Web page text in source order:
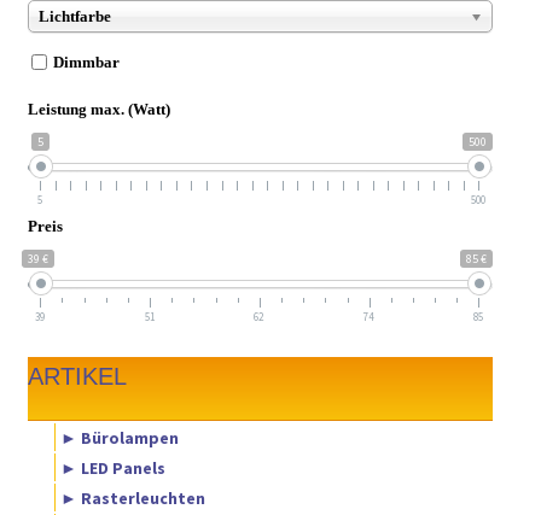
Lichtfarbe
Dimmbar
Leistung max. (Watt)
5 500
5 500
Preis
39 € 85 €
39 51 62 74 85
ARTIKEL
► Bürolampen
► LED Panels
► Rasterleuchten